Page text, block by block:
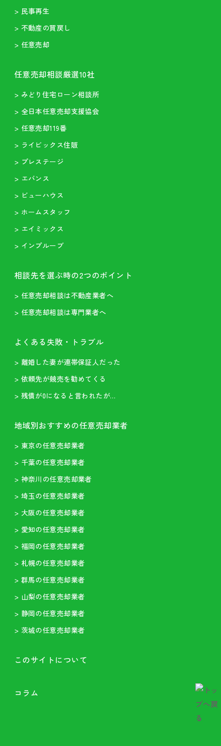
> 民事再生
> 不動産の買戻し
> 任意売却
任意売却相談厳選10社
> みどり住宅ローン相談所
> 全日本任意売却支援協会
> 任意売却119番
> ライビックス住販
> プレステージ
> エバンス
> ビューハウス
> ホームスタッフ
> エイミックス
> インプルーブ
相談先を選ぶ時の2つのポイント
> 任意売却相談は不動産業者へ
> 任意売却相談は専門業者へ
よくある失敗・トラブル
> 離婚した妻が連帯保証人だった
> 依頼先が競売を勧めてくる
> 残債が0になると言われたが…
地域別おすすめの任意売却業者
> 東京の任意売却業者
> 千葉の任意売却業者
> 神奈川の任意売却業者
> 埼玉の任意売却業者
> 大阪の任意売却業者
> 愛知の任意売却業者
> 福岡の任意売却業者
> 札幌の任意売却業者
> 群馬の任意売却業者
> 山梨の任意売却業者
> 静岡の任意売却業者
> 茨城の任意売却業者
このサイトについて
コラム